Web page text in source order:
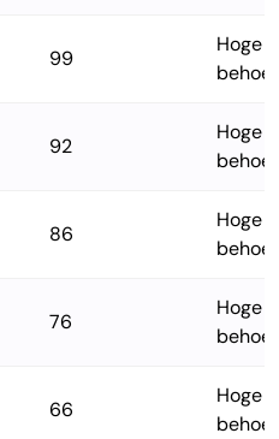
99
Hoge
92
Hoge
86
Hoge
76
Hoge
66
Hoge